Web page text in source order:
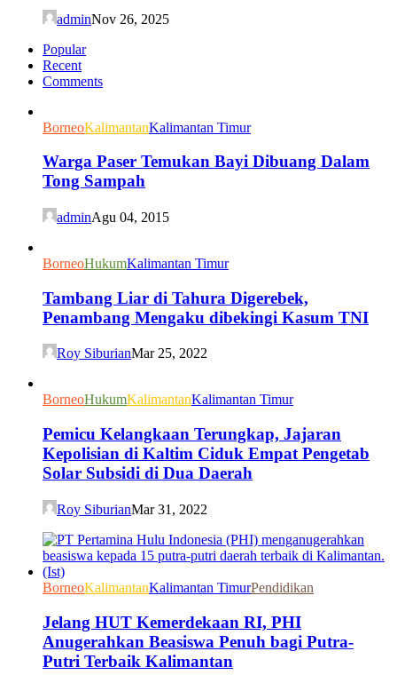
adminNov 26, 2025
Popular
Recent
Comments
BorneoKalimantanKalimantan Timur
Warga Paser Temukan Bayi Dibuang Dalam
Tong Sampah
adminAgu 04, 2015
BorneoHukumKalimantan Timur
Tambang Liar di Tahura Digerebek,
Penambang Mengaku dibekingi Kasum TNI
Roy SiburianMar 25, 2022
BorneoHukumKalimantanKalimantan Timur
Pemicu Kelangkaan Terungkap, Jajaran
Kepolisian di Kaltim Ciduk Empat Pengetab
Solar Subsidi di Dua Daerah
Roy SiburianMar 31, 2022
BorneoKalimantanKalimantan TimurPendidikan
Jelang HUT Kemerdekaan RI, PHI
Anugerahkan Beasiswa Penuh bagi Putra-
Putri Terbaik Kalimantan